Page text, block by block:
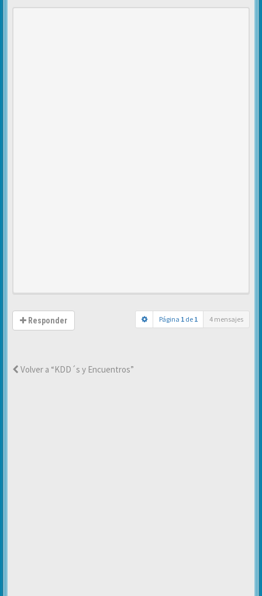
Responder Página 1 de 1 4 mensajes
Volver a “KDD´s y Encuentros”